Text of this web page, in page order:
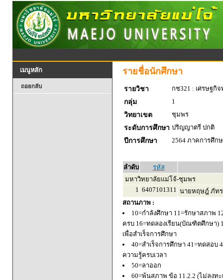
เมนูหลัก
ถอยกลับ
รายชื่อนักศึกษา
รายวิชา
กช321 : เศรษฐกิ
กลุ่ม
1
วิทยาเขต
ชุมพร
ระดับการศึกษา ปริญญาตรี ปกติ
ปีการศึกษา
2564 ภาคการศึก
ลำดับ
รหัส
มหาวิทยาลัยแม่โจ้-ชุมพร
1 6407101311 นายหฤษฎ์ ภัท
สถานภาพ :
10=กำลังศึกษา 11=รักษาสภาพ
ครบ 16=ทดลองเรียน(บัณฑิตศึกษา)
เพื่อสำเร็จการศึกษา
40=สำเร็จการศึกษา 41=ทดสอบ
ความรู้ครบเวลา
50=ลาออก
60=พ้นสภาพ ข้อ 11.2.2 (ไม่ลงท